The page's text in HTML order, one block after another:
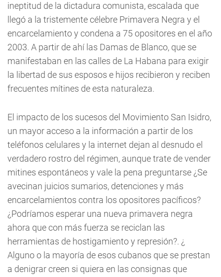
ineptitud de la dictadura comunista, escalada que
llegó a la tristemente célebre Primavera Negra y el
encarcelamiento y condena a 75 opositores en el año
2003. A partir de ahí las Damas de Blanco, que se
manifestaban en las calles de La Habana para exigir
la libertad de sus esposos e hijos recibieron y reciben
frecuentes mítines de esta naturaleza.
El impacto de los sucesos del Movimiento San Isidro,
un mayor acceso a la información a partir de los
teléfonos celulares y la internet dejan al desnudo el
verdadero rostro del régimen, aunque trate de vender
mitines espontáneos y vale la pena preguntarse ¿Se
avecinan juicios sumarios, detenciones y más
encarcelamientos contra los opositores pacíficos?
¿Podríamos esperar una nueva primavera negra
ahora que con más fuerza se reciclan las
herramientas de hostigamiento y represión?. ¿
Alguno o la mayoría de esos cubanos que se prestan
a denigrar creen si quiera en las consignas que